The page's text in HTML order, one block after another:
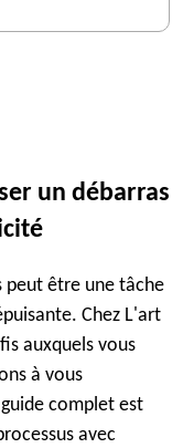
un débarras
peut être une tâche
Chez L'art
auxquels vous
à vous
complet est
avec